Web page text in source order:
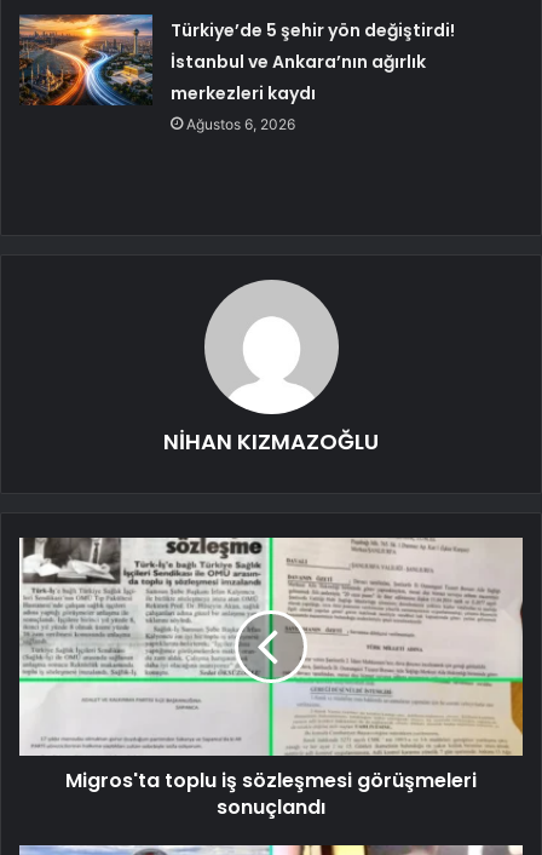
Türkiye’de 5 şehir yön değiştirdi!
İstanbul ve Ankara’nın ağırlık
merkezleri kaydı
Ağustos 6, 2026
NİHAN KIZMAZOĞLU
Migros'ta toplu iş sözleşmesi görüşmeleri
sonuçlandı